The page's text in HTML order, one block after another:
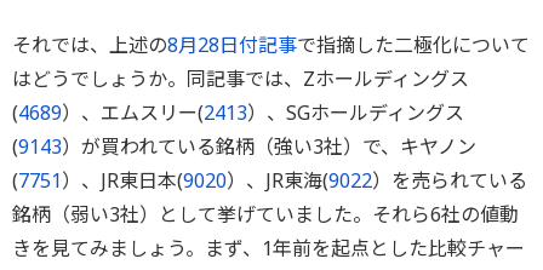
それでは、上述の8月28日付記事で指摘した二極化について
はどうでしょうか。同記事では、Zホールディングス
(4689）、エムスリー(2413）、SGホールディングス
(9143）が買われている銘柄（強い3社）で、キヤノン
(7751）、JR東日本(9020）、JR東海(9022）を売られている
銘柄（弱い3社）として挙げていました。それら6社の値動
きを見てみましょう。まず、1年前を起点とした比較チャー